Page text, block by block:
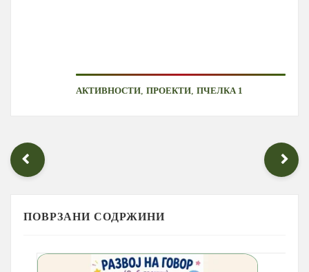
АКТИВНОСТИ ,ПРОЕКТИ ,ПЧЕЛКА 1
ПОВРЗАНИ СОДРЖИНИ